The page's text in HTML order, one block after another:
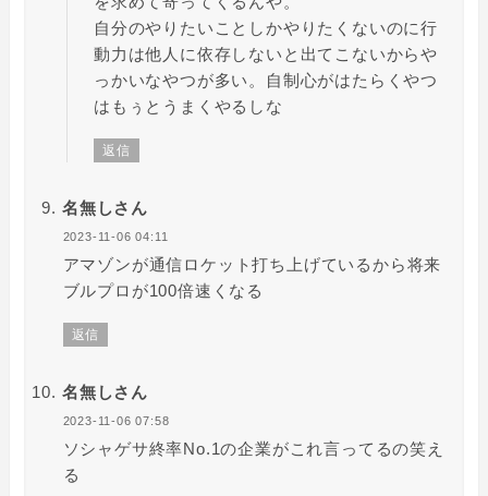
自分のやりたいことしかやりたくないのに行
動力は他人に依存しないと出てこないからや
っかいなやつが多い。自制心がはたらくやつ
はもぅとうまくやるしな
返信
名無しさん
2023-11-06 04:11
アマゾンが通信ロケット打ち上げているから将来
ブルプロが100倍速くなる
返信
名無しさん
2023-11-06 07:58
ソシャゲサ終率No.1の企業がこれ言ってるの笑え
る